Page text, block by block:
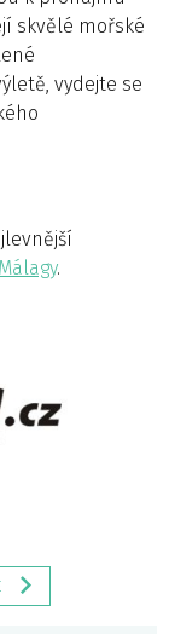
skvělé mořské
vydejte se
Málagy.